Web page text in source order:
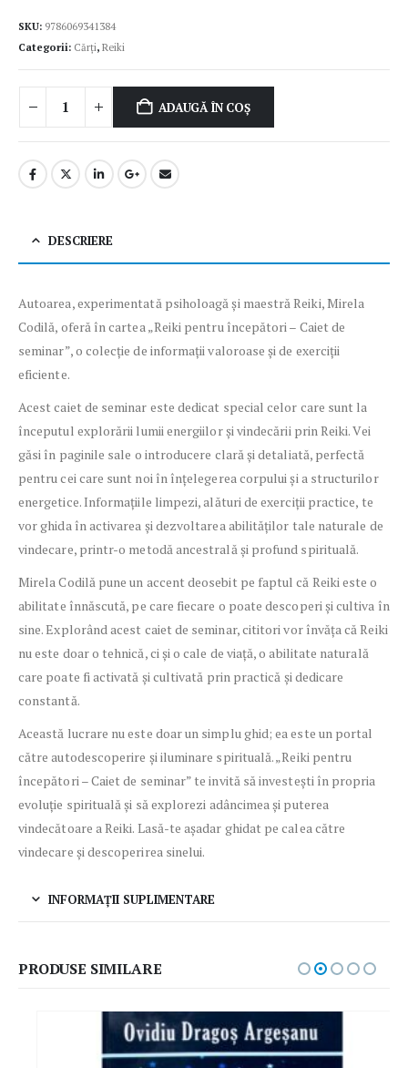
SKU: 9786069341384
Categorii: Cărți, Reiki
ADAUGĂ ÎN COȘ
DESCRIERE
Autoarea, experimentată psiholoagă și maestrăReiki,Mirela
Codilă, oferă în cartea „Reiki pentru începători – Caiet de
seminar”, o colecție de informații valoroase și de exerciții
eficiente.
Acestcaiet de seminar este dedicat special celor care sunt la
începutul explorării lumii energiilor și vindecării prinReiki. Vei
găsi în paginile sale o introducere clară și detaliată, perfectă
pentru cei care sunt noi în înțelegerea corpului și a structurilor
energetice. Informațiile limpezi, alăturide exerciții practice, te
vor ghida în activarea și dezvoltarea abilităților tale naturale de
vindecare, printr-o metodă ancestrală și profund spirituală.
Mirela Codilă pune un accent deosebit pe faptul că Reiki este o
abilitate înnăscută, pe care fiecare o poate descoperi și cultiva în
sine. Explorând acest caiet de seminar, cititori vor învăța căReiki
nu este doar o tehnică, ci și o cale de viață, o abilitate naturală
care poate fi activată și cultivată prin practică și dedicare
constantă.
Această lucrare nu este doar un simplu ghid; ea este un portal
cătreautodescoperire și iluminare spirituală. „Reiki pentru
începători – Caiet de seminar” te invită să investești în propria
evoluție spirituală și să explorezi adâncimea și puterea
vindecătoare aReiki. Lasă-te așadar ghidat pe calea către
vindecare și descoperirea sinelui.
INFORMAȚII SUPLIMENTARE
PRODUSE SIMILARE